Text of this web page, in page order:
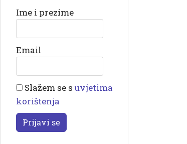
Ime i prezime
Email
Slažem se s uvjetima
korištenja
Prijavi se